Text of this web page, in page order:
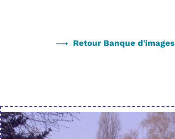
Retour Banque d'images